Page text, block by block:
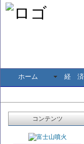
ホーム 経 済
コンテンツ